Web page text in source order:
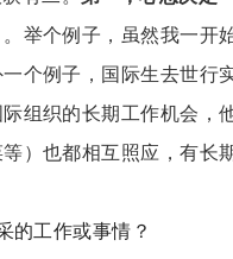
举个例子，虽然我一
个例子，国际生去世
组织的长期工作机会，
）也都相互照应，有长
的工作或事情？